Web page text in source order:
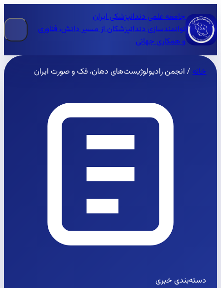
جامعه علمی دندانپزشکی ایران
توانمندسازی دندانپزشکان از مسیر دانش، فناوری
و همکاری جهانی
خانه / انجمن رادیولوژیست‌های دهان، فک و صورت ایران
دسته‌بندی خبری